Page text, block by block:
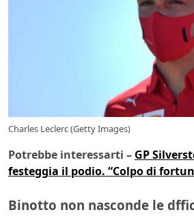
Charles Leclerc (Getty Images)
Potrebbe interessarti – GP
festeggia il podio. “Colpo di
Binotto non nasconde le